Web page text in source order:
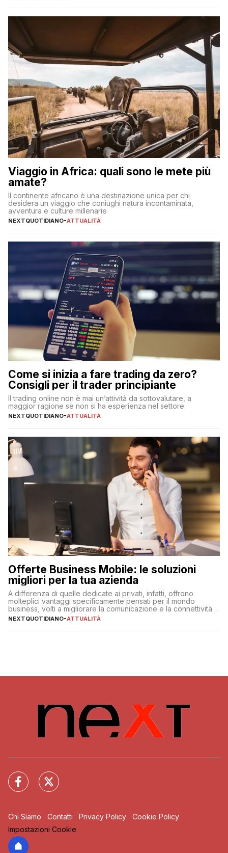
sul […]
Viaggio in Africa: quali sono le mete più
amate?
Il continente africano è una destinazione unica per chi
desidera un viaggio che coniughi natura incontaminata,
avventura e culture millenarie
NEXTQUOTIDIANO-ATTUALITÀ
Come si inizia a fare trading da zero?
Consigli per il trader principiante
Il trading online non è mai un’attività da sottovalutare, a
maggior ragione se non si ha esperienza nel settore.
NEXTQUOTIDIANO-ATTUALITÀ
Offerte Business Mobile: le soluzioni
migliori per la tua azienda
A differenza di quelle dedicate ai privati, infatti, offrono
molteplici vantaggi specificamente pensati per il mondo
business, volti a migliorare la comunicazione e la connettività
degli utenti
NEXTQUOTIDIANO-ATTUALITÀ
Chi Siamo Contatti Privacy Policy
Cookie Policy
Impostazioni Cookie